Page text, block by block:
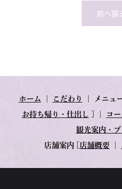
前へ戻
ホーム こだわり メニュ
お持ち帰り・仕出し コ
観光案内・
店舗案内 店舗概要